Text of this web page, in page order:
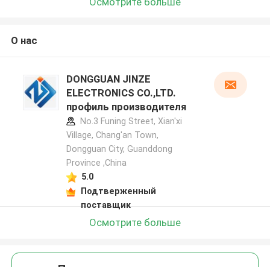
О нас
DONGGUAN JINZE
ELECTRONICS CO.,LTD.
профиль производителя
No.3 Funing Street, Xian'xi
Village, Chang'an Town,
Dongguan City, Guanddong
Province ,China
5.0
Подтверженный
поставщик
Осмотрите больше